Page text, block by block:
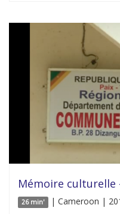
Mémoire culturelle
26 min' | Cameroon |